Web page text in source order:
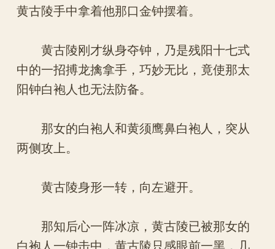
黄古陵手中拿着他那口金钟摆着。
黄古陵刚才纵身夺钟，乃是残阳十七式
中的一招搏龙擒拿手，巧妙无比，竟使那太
阳钟白袍人也无法防备。
那女的白袍人和黄须鹰鼻白袍人，突从
两侧攻上。
黄古陵身形一转，向左避开。
那知后心一阵冰凉，黄古陵已被那女的
白袍人一钟击中，黄古陵只感眼前一黑，几